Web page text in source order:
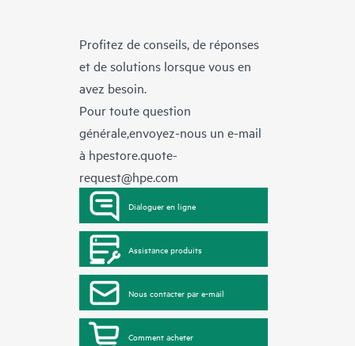
Profitez de conseils, de réponses
et de solutions lorsque vous en
avez besoin.
Pour toute question
générale,envoyez-nous un e-mail
à hpestore.quote-
request@hpe.com
Dialoguer en ligne
Assistance produits
Nous contacter par e-mail
Comment acheter